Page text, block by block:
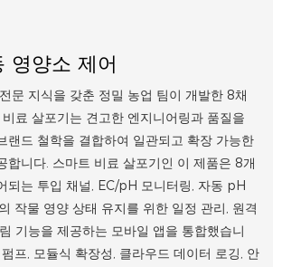
영양소 제어
문 지식을 갖춘 정밀 농업 팀이 개발한 8채
료 살포기는 견고한 엔지니어링과 품질을
랜드 철학을 결합하여 일관되고 확장 가능한
합니다. 스마트 비료 살포기인 이 제품은 8개
되는 투입 채널, EC/pH 모니터링, 자동 pH
작물 영양 상태 유지를 위한 일정 관리, 원격
기능을 제공하는 모바일 앱을 통합했습니
프, 모듈식 확장성, 클라우드 데이터 로깅, 안